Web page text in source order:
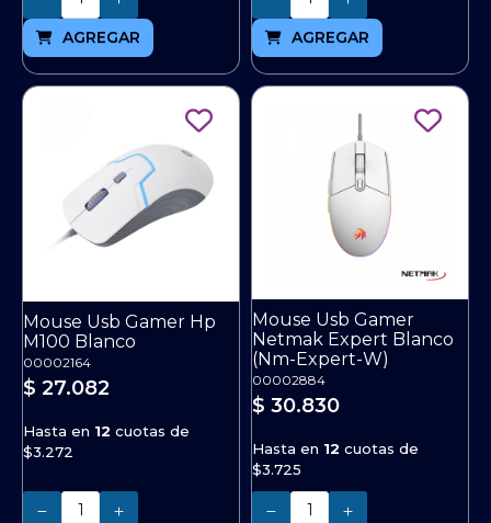
AGREGAR AGREGAR
Mouse Usb Gamer Hp
M100 Blanco
00002164
$ 27.082
Hasta en 12 cuotas de
$3.272
Cantidad
Mouse Usb Gamer
Netmak Expert Blanco
(Nm-Expert-W)
00002884
$ 30.830
Hasta en 12 cuotas de
$3.725
Cantidad